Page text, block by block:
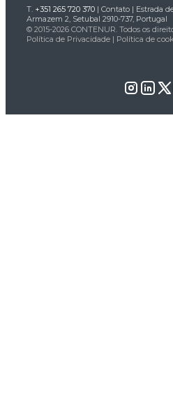
T. +351 265 720 370 | Contato | Estrada
Armazem 2, Setubal 2910-737, Portugal
© 2015-2026 CONTENUR. Todos os
Política de Privacidade | Política de